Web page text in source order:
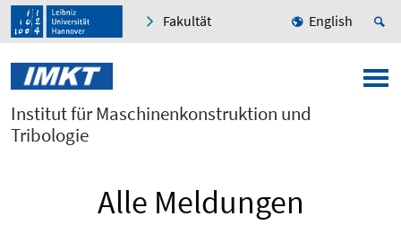
Fakultät English
Institut für Maschinenkonstruktion und
Tribologie
Alle Meldungen